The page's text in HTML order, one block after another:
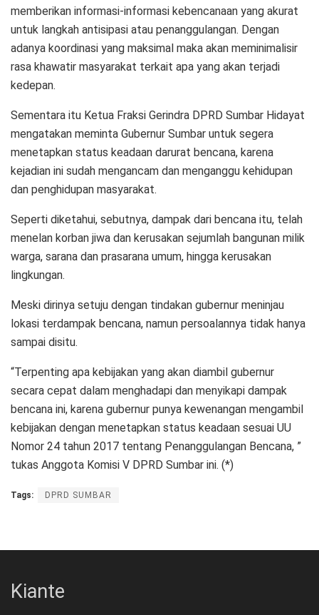
memberikan informasi-informasi kebencanaan yang akurat
untuk langkah antisipasi atau penanggulangan. Dengan
adanya koordinasi yang maksimal maka akan meminimalisir
rasa khawatir masyarakat terkait apa yang akan terjadi
kedepan.
Sementara itu Ketua Fraksi Gerindra DPRD Sumbar Hidayat
mengatakan meminta Gubernur Sumbar untuk segera
menetapkan status keadaan darurat bencana, karena
kejadian ini sudah mengancam dan menganggu kehidupan
dan penghidupan masyarakat.
Seperti diketahui, sebutnya, dampak dari bencana itu, telah
menelan korban jiwa dan kerusakan sejumlah bangunan milik
warga, sarana dan prasarana umum, hingga kerusakan
lingkungan.
Meski dirinya setuju dengan tindakan gubernur meninjau
lokasi terdampak bencana, namun persoalannya tidak hanya
sampai disitu.
“Terpenting apa kebijakan yang akan diambil gubernur
secara cepat dalam menghadapi dan menyikapi dampak
bencana ini, karena gubernur punya kewenangan mengambil
kebijakan dengan menetapkan status keadaan sesuai UU
Nomor 24 tahun 2017 tentang Penanggulangan Bencana, ”
tukas Anggota Komisi V DPRD Sumbar ini. (*)
Tags: DPRD SUMBAR
Kiante